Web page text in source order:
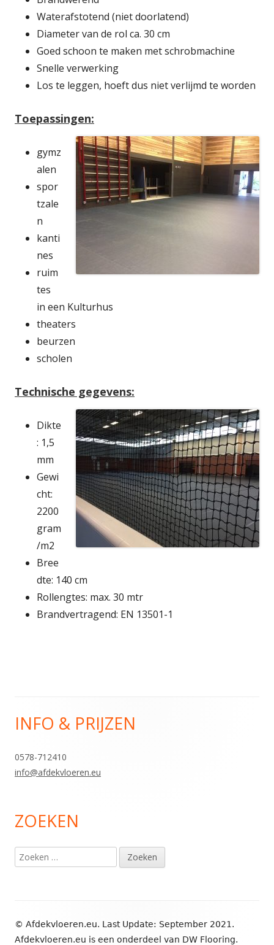
Waterafstotend (niet doorlatend)
Diameter van de rol ca. 30 cm
Goed schoon te maken met schrobmachine
Snelle verwerking
Los te leggen, hoeft dus niet verlijmd te worden
Toepassingen:
gymz
alen
spor
tzale
n
kanti
nes
ruim
tes
in een Kulturhus
theaters
beurzen
scholen
Technische gegevens:
Dikte
: 1,5
mm
Gewi
cht:
2200
gram
/m2
Bree
dte: 140 cm
Rollengtes: max. 30 mtr
Brandvertragend: EN 13501-1
Hoofd
sidebar
INFO & PRIJZEN
0578-712410
info@afdekvloeren.eu
ZOEKEN
Zoeken
naar:
inhoud
© Afdekvloeren.eu. Last Update: September 2021.
Afdekvloeren.eu is een onderdeel van DW Flooring.